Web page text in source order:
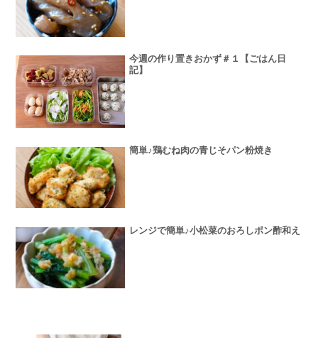
今週の作り置きおかず＃１【ごはん日
記】
簡単♪鶏むね肉の青じそパン粉焼き
レンジで簡単♪小松菜のおろしポン酢和え